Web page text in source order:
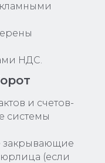
НДС.
и счетов-
системы
закрывающие
(если